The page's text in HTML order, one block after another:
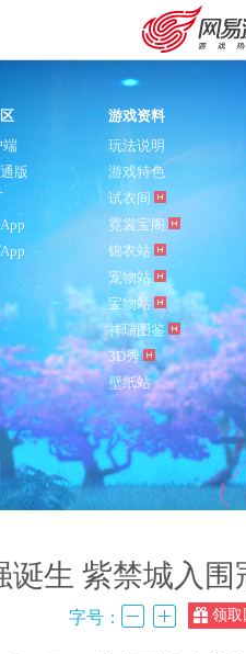
购卡充值
游戏资料
端
版
玩法说明
游戏特色
试衣间
霓裳宝阁
锦衣站
宠物站
宝物站
祥瑞图鉴
3D秀
壁纸站
诞生 紫禁城入围
领取
字号：